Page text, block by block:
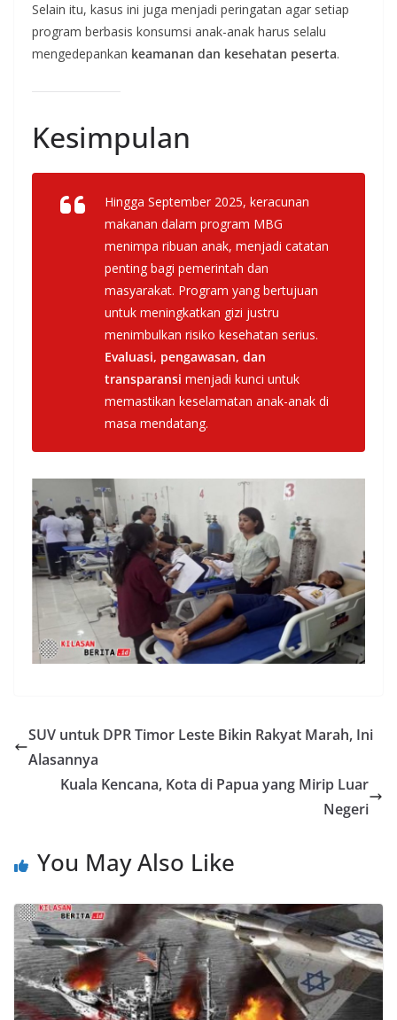
Selain itu, kasus ini juga menjadi peringatan agar setiap
program berbasis konsumsi anak-anak harus selalu
mengedepankan keamanan dan kesehatan peserta.
Kesimpulan
Hingga September 2025, keracunan
makanan dalam program MBG
menimpa ribuan anak, menjadi catatan
penting bagi pemerintah dan
masyarakat. Program yang bertujuan
untuk meningkatkan gizi justru
menimbulkan risiko kesehatan serius.
Evaluasi, pengawasan, dan
transparansi menjadi kunci untuk
memastikan keselamatan anak-anak di
masa mendatang.
SUV untuk DPR Timor Leste Bikin Rakyat Marah, Ini
Alasannya
Kuala Kencana, Kota di Papua yang Mirip Luar
Negeri
You May Also Like